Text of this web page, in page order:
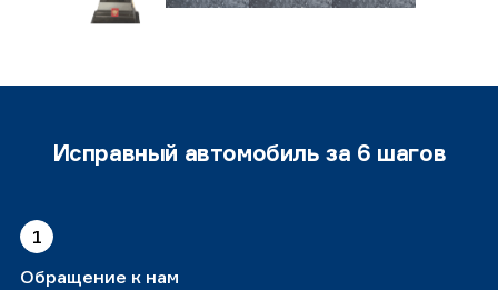
Исправный автомобиль за 6 шагов
1
Обращение к нам